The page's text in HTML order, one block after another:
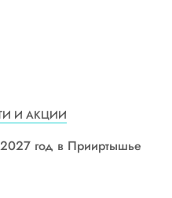
И АКЦИИ
год в Прииртышье